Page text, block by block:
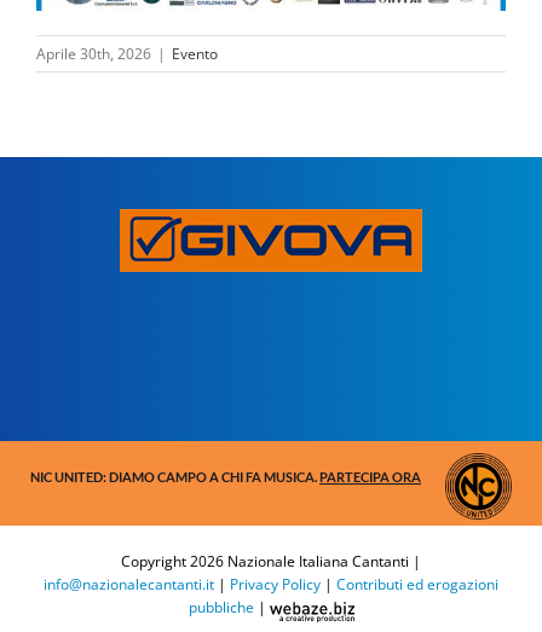
Aprile 30th, 2026 | Evento
NIC UNITED: DIAMO CAMPO A CHI FA MUSICA.PARTECIPA ORA
Copyright2026 Nazionale Italiana Cantanti |
info@nazionalecantanti.it | Privacy Policy | Contributi ed erogazioni
pubbliche|